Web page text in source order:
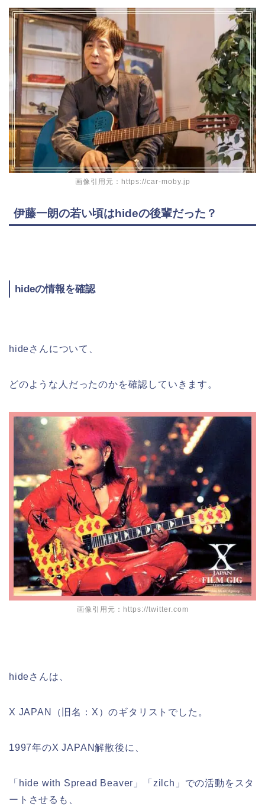
画像引用元：https://car-moby.jp
伊藤一朗の若い頃はhideの後輩だった？
hideの情報を確認
hideさんについて、
どのような人だったのかを確認していきます。
画像引用元：https://twitter.com
hideさんは、
X JAPAN（旧名：X）のギタリストでした。
1997年のX JAPAN解散後に、
「hide with Spread Beaver」「zilch」での活動をスタ
ートさせるも、